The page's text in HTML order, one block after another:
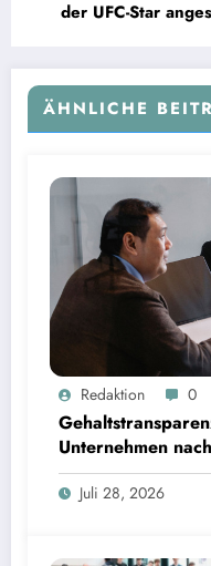
der UFC-Star
ÄHNLICHE
Gehaltstransparenz im Mittelstand:
schaffenRedaktion 0
Unternehmen
Juli 28, 2026